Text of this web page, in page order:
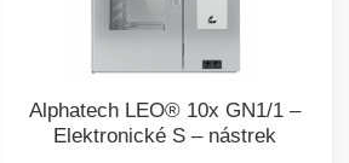
Alphatech LEO® 10x GN1/1 –
Elektronické S – nástrek